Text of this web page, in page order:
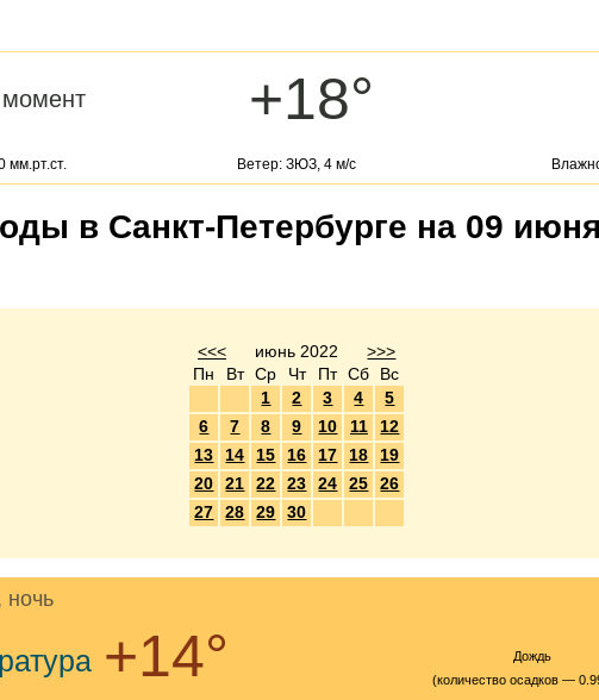
+18°
мм.рт.ст. Ветер: ЗЮЗ, 4 м/с
в Санкт-Петербурге на 09
<<< июнь 2022
>>>
Пн
Вт Ср Чт Пт Сб
Вс
1
2 3 4
5
6
7 8 9 10 11
12
13
14 15 16 17 18
19
20
21 22 23 24 25
26
27
28 29 30
ночь
+14°
Дождь
(количество осадков —